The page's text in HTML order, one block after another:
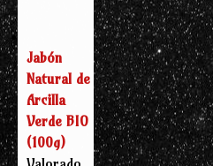
Jabón
Natural de
Arcilla
Verde BIO
(100g)